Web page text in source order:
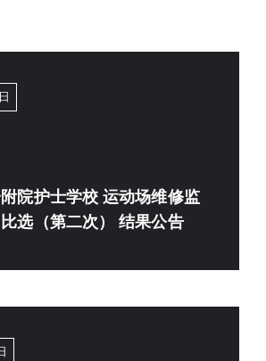
院护士学校 运动场维修监
选（第二次） 结果公告